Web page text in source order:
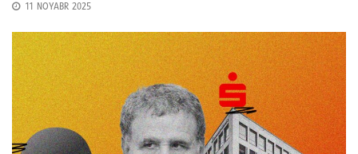
11 NOYABR 2025